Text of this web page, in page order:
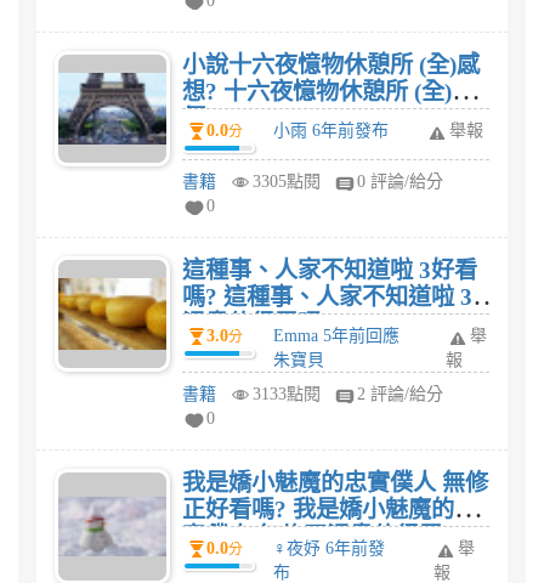
小說十六夜憶物休憩所 (全)感
想? 十六夜憶物休憩所 (全)評
價?0.0分 小雨 6年前發布 舉報
書籍 3305點閱
0 評論/給分
0
這種事、人家不知道啦 3好看
嗎? 這種事、人家不知道啦 3
漫畫值得買嗎?
3.0分
Emma 5年前回應
朱寶貝
舉
報
書籍
3133點閱
2 評論/給分
0
我是嬌小魅魔的忠實僕人 無修
正好看嗎? 我是嬌小魅魔的忠
實僕人 無修正漫畫值得買
嗎?
0.0分
♀夜妤 6年前發
布
舉
報